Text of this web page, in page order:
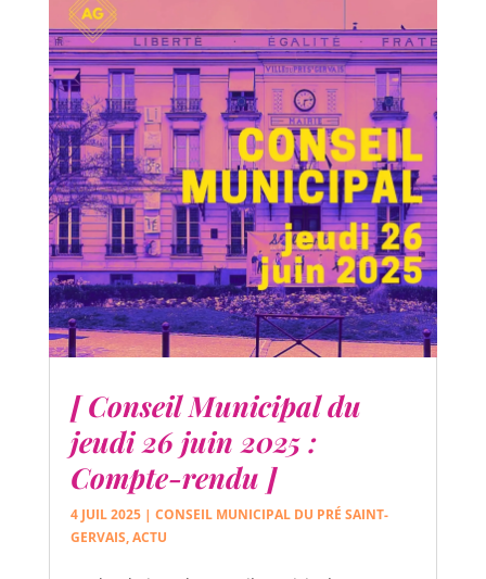
[ Conseil Municipal du
jeudi 26 juin 2025 :
Compte-rendu ]
4 JUIL 2025| CONSEIL MUNICIPAL DU PRÉ SAINT-
GERVAIS,ACTU